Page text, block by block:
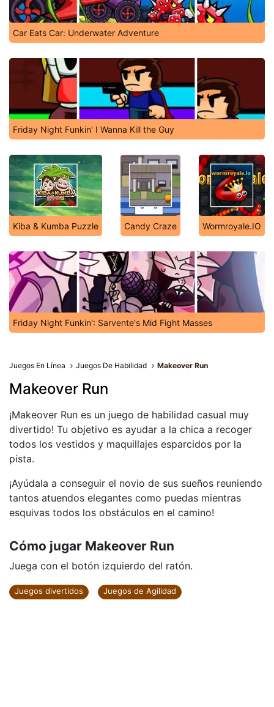
Car Eats Car: Underwater Adventure
Friday Night Funkin' I Wanna Kill the Guy
Kiba & Kumba Puzzle Candy Craze Wormroyale.IO
Friday Night Funkin': Sarvente's Mid Fight Masses
Juegos En Línea Juegos De Habilidad Makeover Run
Makeover Run
¡Makeover Run es un juego de habilidad casual muy
divertido! Tu objetivo es ayudar a la chica a recoger
todos los vestidos y maquillajes esparcidos por la
pista.
¡Ayúdala a conseguir el novio de sus sueños reuniendo
tantos atuendos elegantes como puedas mientras
esquivas todos los obstáculos en el camino!
Cómo jugar Makeover Run
Juega con el botón izquierdo del ratón.
Juegos divertidos Juegos de Agilidad